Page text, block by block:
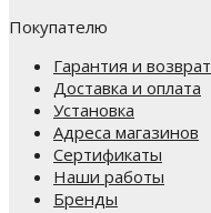
Покупателю
Гарантия и возврат
Доставка и оплата
Установка
Адреса магазинов
Сертификаты
Наши работы
Бренды